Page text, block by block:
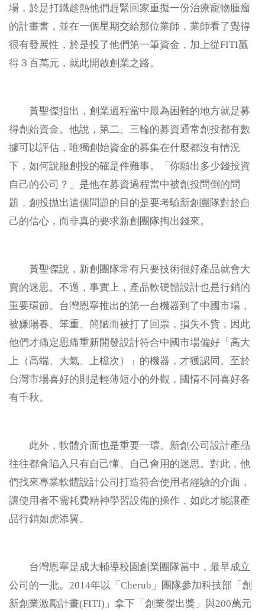
場，於是打鐵趁熱他們趕緊回家重擬一份治療寵物腫瘤
的計畫書，並在一個星期交給那位業師，業師看了覺得
很有發展性，於是投了他們第一筆資金，加上從FITI贏
得３百萬元，就此開啟創業之路。
黃聖傑指出，創業過程當中最為困難的地方就是募
得創始資金。他說，第二、三輪的募資通常創投都有數
據可以評估，唯獨創始資金的募集在什麼都沒有情況
下，如何說服創投的確是件難事。「你願出多少錢投資
自己的公司？」是他在募資過程當中被創投問倒的問
題，創投拋出這個問題的目的是要考驗新創團隊對於自
己的信心，而非真的要求新創團隊掏出錢來。
黃聖傑說，新創團隊常有只要技術很好產品就會大
賣的迷思。不過，事實上，產品軟硬體設計也是行銷的
重要環節。台灣恩寧推出的第一台機器到了中國市場，
被嫌陽春、笨重、簡陋而被打了回票，損失不貲，因此
他們才痛定思痛重新開發設計符合中國市場偏好「高大
上（高端、大氣、上檔次）」的機器，才獲認同。至於
台灣市場喜好的則是輕薄短小的外觀，國情不同喜好各
有千秋。
此外，軟體介面也是重要一環。新創公司設計產品
往往都會陷入只有自己懂、自己會用的迷思。對此，他
們找來專業軟體設計公司打造符合使用者經驗的介面，
讓使用者不需耗費精神學習設備的操作，如此才能讓產
品行銷如虎添翼。
台灣恩寧是成大輔導校園創業團隊當中，最早成立
公司的一批。2014年以「Cherub」團隊參加科技部「創
新創業激勵計畫(FITI)」拿下「創業傑出獎」與200萬元